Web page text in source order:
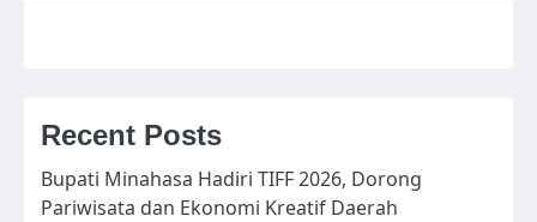
Recent Posts
Bupati Minahasa Hadiri TIFF 2026, Dorong
Pariwisata dan Ekonomi Kreatif Daerah